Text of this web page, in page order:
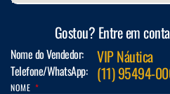
Gostou? Entre em
Nome do Vendedor: VIP Náutica
Telefone/WhatsApp: (11) 95494-
NOME